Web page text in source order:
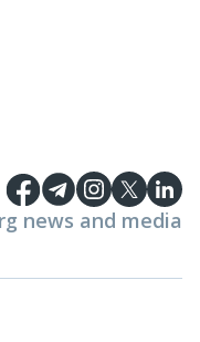
news and media